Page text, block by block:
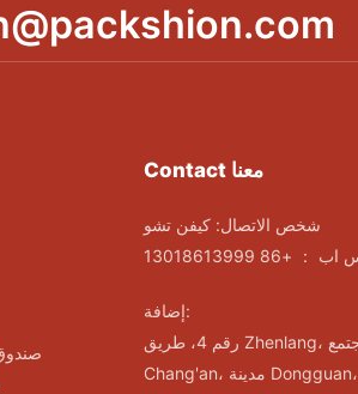
Contact معنا
شخص الاتصال: كيفن تشو
： +86 13018613999
إضافة:
رقم 4، طريق Zhenlang، مجتمع Wusha، مدينة
Chang'an، مدينة Dongguan، مقاطعة